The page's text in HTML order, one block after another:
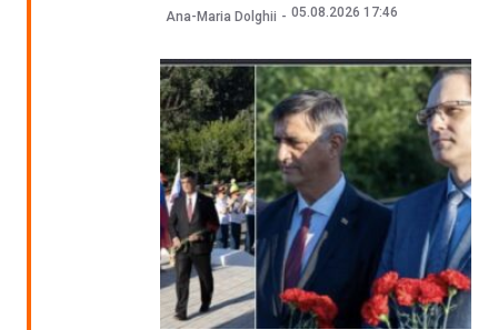
Ana-Maria Dolghii 05.08.2026 17:46